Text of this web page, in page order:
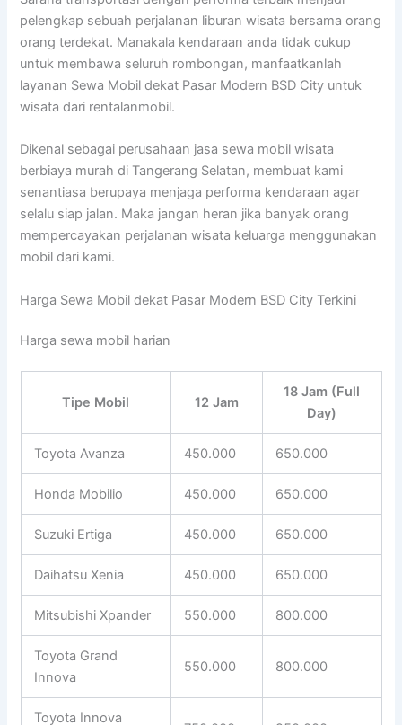
pelengkap sebuah perjalanan liburan wisata bersama orang
orang terdekat. Manakala kendaraan anda tidak cukup
untuk membawa seluruh rombongan, manfaatkanlah
layanan Sewa Mobil dekat Pasar Modern BSD City untuk
wisata dari rentalanmobil.
Dikenal sebagai perusahaan jasa sewa mobil wisata
berbiaya murah di Tangerang Selatan, membuat kami
senantiasa berupaya menjaga performa kendaraan agar
selalu siap jalan. Maka jangan heran jika banyak orang
mempercayakan perjalanan wisata keluarga menggunakan
mobil dari kami.
Harga Sewa Mobil dekat Pasar Modern BSD City Terkini
Harga sewa mobil harian
Tipe Mobil 12 Jam
18 Jam (Full
Day)
Toyota Avanza 450.000 650.000
Honda Mobilio 450.000 650.000
Suzuki Ertiga 450.000 650.000
Daihatsu Xenia 450.000 650.000
Mitsubishi Xpander 550.000 800.000
Toyota Grand
Innova
550.000 800.000
Toyota Innova